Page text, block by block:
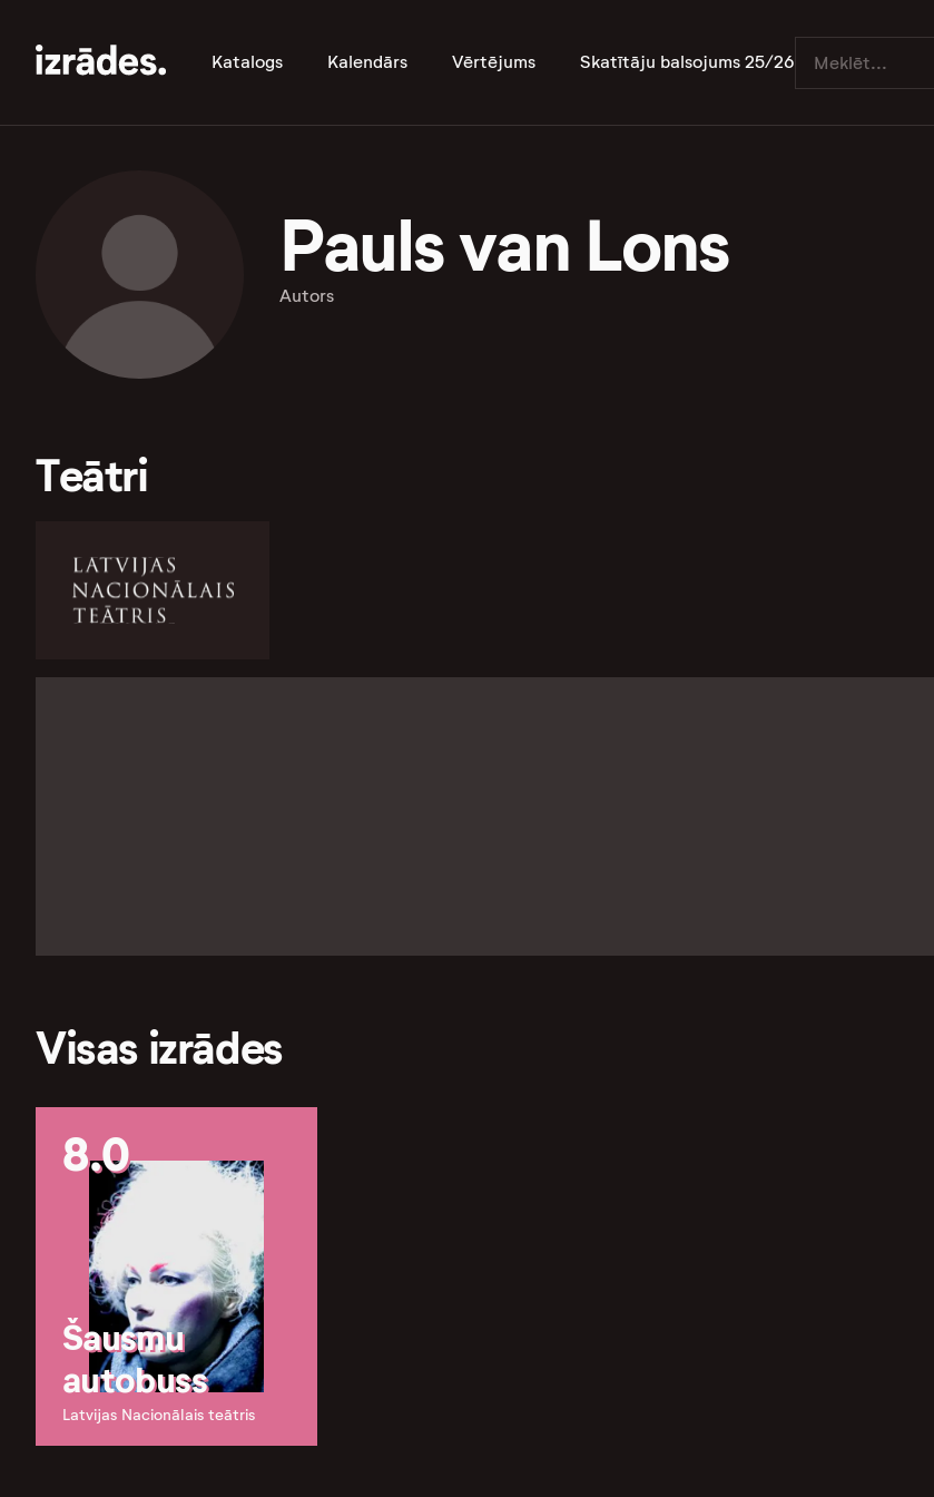
Katalogs Kalendārs Vērtējums Skatītāju balsojums 25/26
Pauls van Lons
Autors
Teātri
Visas izrādes
8.0
Šausmu
autobuss
Latvijas Nacionālais teātris